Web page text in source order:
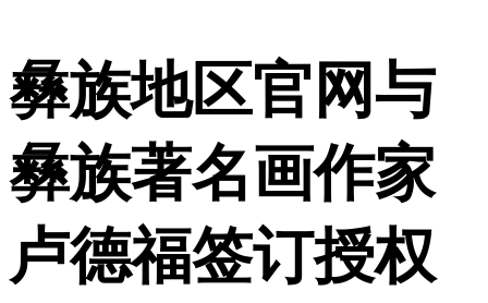
彝族地区官网与
彝族著名画作家
卢德福签订授权